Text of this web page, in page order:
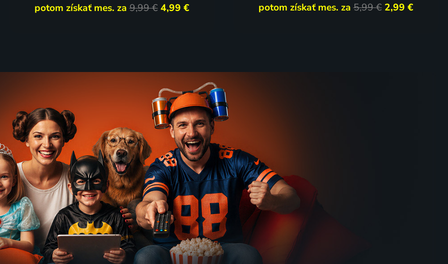
potom získať mes. za9,99 € 4,99 €
potom získať mes. za5,99 € 2,99 €